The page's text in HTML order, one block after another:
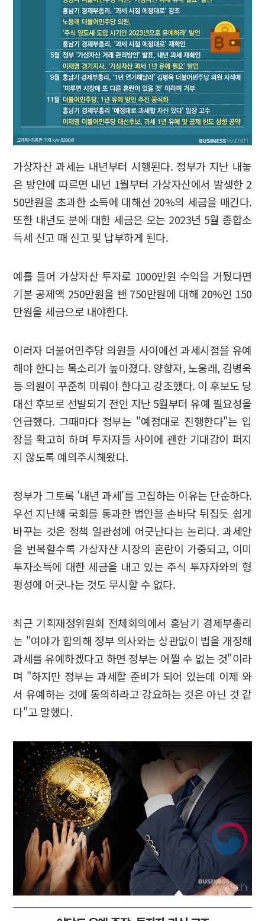
가상자산 과세는 내년부터 시행된다. 정부가 지난 내놓
은 방안에 따르면 내년 1월부터 가상자산에서 발생한 2
50만원을 초과한 소득에 대해선 20%의 세금을 매긴다.
또한 내년도 분에 대한 세금은 오는 2023년 5월 종합소
득세 신고 때 신고 및 납부하게 된다.
예를 들어 가상자산 투자로 1000만원 수익을 거뒀다면
기본 공제액 250만원을 뺀 750만원에 대해 20%인 150
만원을 세금으로 내야한다.
이러자 더불어민주당 의원들 사이에선 과세시점을 유예
해야 한다는 목소리가 높아졌다. 양향자, 노웅래, 김병욱
등 의원이 꾸준히 미뤄야 한다고 강조했다. 이 후보도 당
대선 후보로 선발되기 전인 지난 5월부터 유예 필요성을
언급했다. 그때마다 정부는 "예정대로 진행한다"는 입
장을 확고히 하며 투자자들 사이에 괜한 기대감이 퍼지
지 않도록 예의주시해왔다.
정부가 그토록 '내년 과세'를 고집하는 이유는 단순하다.
우선 지난해 국회를 통과한 법안을 손바닥 뒤집듯 쉽게
바꾸는 것은 정책 일관성에 어긋난다는 논리다. 과세안
을 번복할수록 가상자산 시장의 혼란이 가중되고, 이미
투자소득에 대한 세금을 내고 있는 주식 투자자와의 형
평성에 어긋나는 것도 무시할 수 없다.
최근 기획재정위원회 전체회의에서 홍남기 경제부총리
는 "여야가 합의해 정부 의사와는 상관없이 법을 개정해
과세를 유예하겠다고 하면 정부는 어쩔 수 없는 것"이라
며 "하지만 정부는 과세할 준비가 되어 있는데 이제 와
서 유예하는 것에 동의하라고 강요하는 것은 아닌 것 같
다"고 말했다.